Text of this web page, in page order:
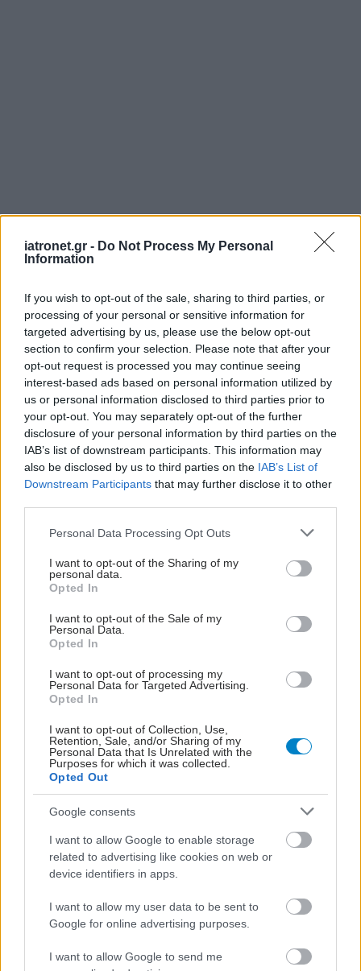
iatronet.gr - Do Not Process My Personal
Information
If you wish to opt-out of the sale, sharing to third parties, or
processing of your personal or sensitive information for
targeted advertising by us, please use the below opt-out
section to confirm your selection. Please note that after your
opt-out request is processed you may continue seeing
interest-based ads based on personal information utilized by
us or personal information disclosed to third parties prior to
your opt-out. You may separately opt-out of the further
disclosure of your personal information by third parties on the
IAB’s list of downstream participants. This information may
also be disclosed by us to third parties on the IAB’s List of
Downstream Participants that may further disclose it to other
Please note that this website/app uses one or more Google
not limited to your visit or usage behaviour. You may click to
grant or deny consent to Google and its third-party tags to
use your data for below specified purposes in below Google
consent section.
Personal Data Processing Opt Outs
I want to opt-out of the Sharing of my
personal data.
Opted In
I want to opt-out of the Sale of my
Personal Data.
Opted In
I want to opt-out of processing my
Personal Data for Targeted Advertising.
Opted In
I want to opt-out of Collection, Use,
Retention, Sale, and/or Sharing of my
Personal Data that Is Unrelated with the
Purposes for which it was collected.
Opted Out
Google consents
I want to allow Google to enable storage
related to advertising like cookies on web or
device identifiers in apps.
I want to allow my user data to be sent to
Google for online advertising purposes.
I want to allow Google to send me
Loading...